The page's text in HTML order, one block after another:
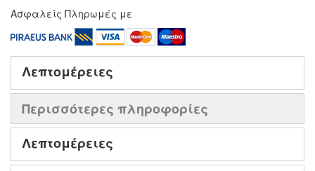
Ασφαλείς Πληρωμές με
Λεπτομέρειες
Περισσότερες πληροφορίες
Λεπτομέρειες